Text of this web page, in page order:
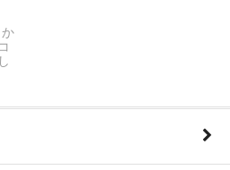
EX-09
ドゲーム 最新ブースター 師弟
シスター 販売開始致しました！
ドゲーム エース&ニューゲー
した！